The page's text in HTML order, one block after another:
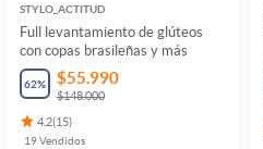
STYLO_ACTITUD
Full levantamiento de glúteos
con copas brasileñas y más
62% $55.990
$148.000
4.2(15)
19Vendidos